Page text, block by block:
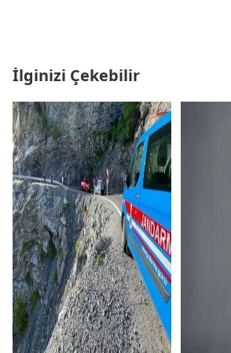
İlginizi Çekebilir